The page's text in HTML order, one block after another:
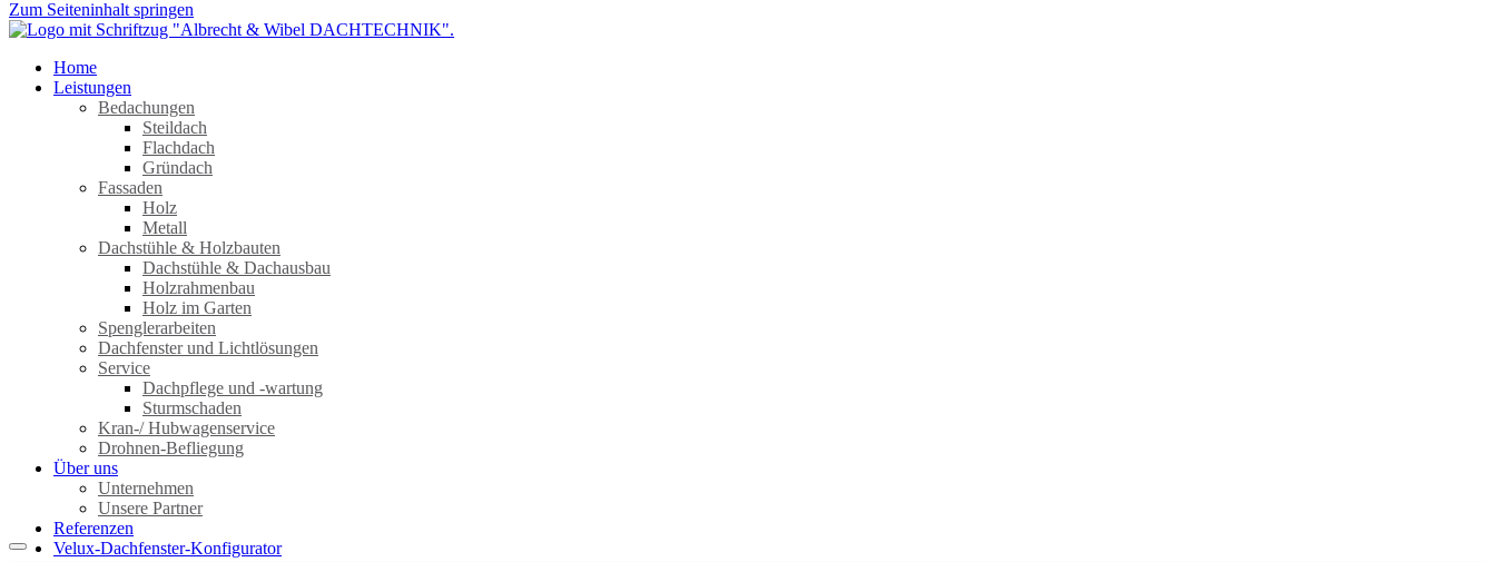
Zum Seiteninhalt springen
Home
Leistungen
Bedachungen
Steildach
Flachdach
Gründach
Fassaden
Holz
Metall
Dachstühle & Holzbauten
Dachstühle & Dachausbau
Holzrahmenbau
Holz im Garten
Spenglerarbeiten
Dachfenster und Lichtlösungen
Service
Dachpflege und -wartung
Sturmschaden
Kran-/ Hubwagenservice
Drohnen-Befliegung
Über uns
Unternehmen
Unsere Partner
Referenzen
Velux-Dachfenster-Konfigurator